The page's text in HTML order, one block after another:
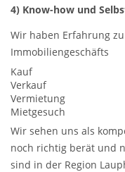
4) Know-how und
Wir haben Erfahrung
Immobiliengeschäfts
Kauf
Verkauf
Vermietung
Mietgesuch
Wir sehen uns als
noch richtig berät und
sind in der Region